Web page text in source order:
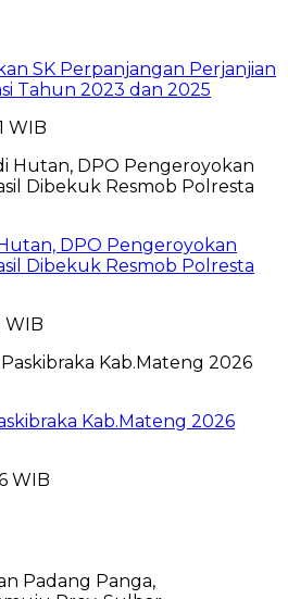
SK Perpanjangan Perjanjian
Tahun 2023 dan 2025
WIB
DPO Pengeroyokan
Dibekuk Resmob Polresta
WIB
Kab.Mateng 2026
WIB
Padang Panga,